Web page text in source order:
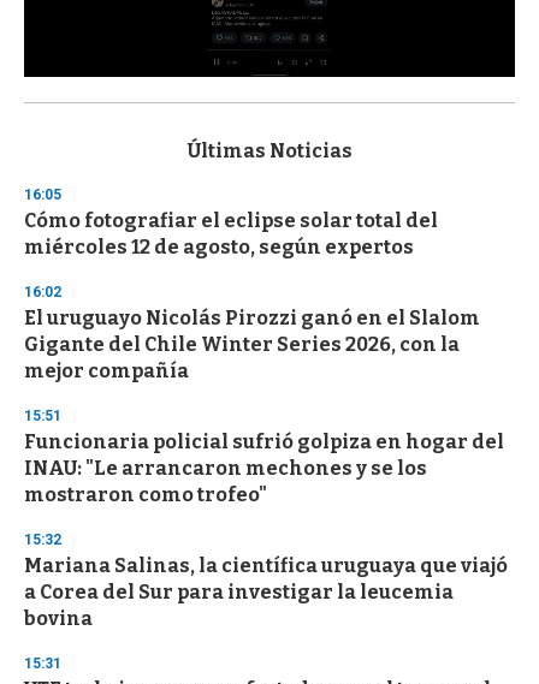
s
d
s
o
f
3
s
e
c
o
d
s
Últimas Noticias
16:05
Cómo fotografiar el eclipse solar total del
miércoles 12 de agosto, según expertos
16:02
El uruguayo Nicolás Pirozzi ganó en el Slalom
Gigante del Chile Winter Series 2026, con la
mejor compañía
15:51
Funcionaria policial sufrió golpiza en hogar del
INAU: "Le arrancaron mechones y se los
mostraron como trofeo"
15:32
Mariana Salinas, la científica uruguaya que viajó
a Corea del Sur para investigar la leucemia
bovina
15:31